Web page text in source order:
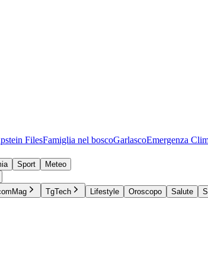
FilesFamiglia nel boscoGarlascoEmergenza
Sport
Meteo
TgTech Lifestyle Oroscopo Salute